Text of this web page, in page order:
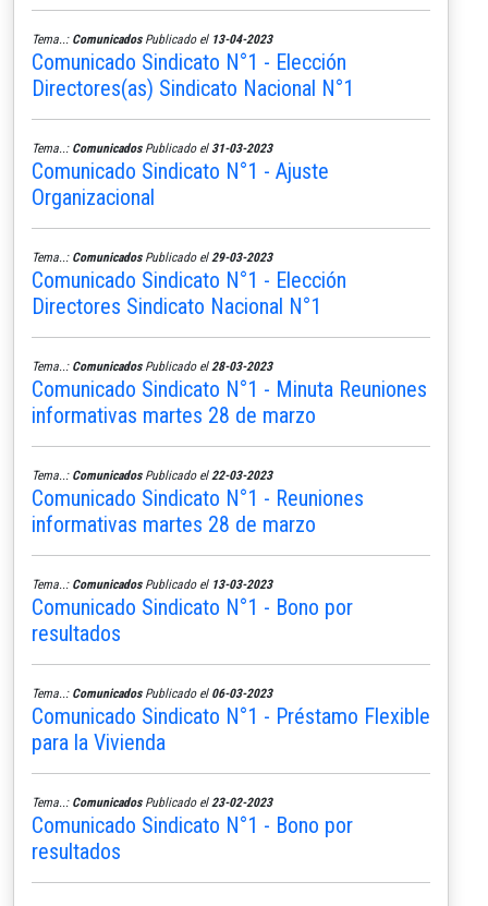
Tema..: ComunicadosPublicado el 13-04-2023
Comunicado Sindicato N°1 - Elección
Directores(as) Sindicato Nacional N°1
Tema..: ComunicadosPublicado el 31-03-2023
Comunicado Sindicato N°1 - Ajuste
Organizacional
Tema..: ComunicadosPublicado el 29-03-2023
Comunicado Sindicato N°1 - Elección
Directores Sindicato Nacional N°1
Tema..: ComunicadosPublicado el 28-03-2023
Comunicado Sindicato N°1 - Minuta Reuniones
informativas martes 28 de marzo
Tema..: ComunicadosPublicado el 22-03-2023
Comunicado Sindicato N°1 - Reuniones
informativas martes 28 de marzo
Tema..: ComunicadosPublicado el 13-03-2023
Comunicado Sindicato N°1 - Bono por
resultados
Tema..: ComunicadosPublicado el 06-03-2023
Comunicado Sindicato N°1 - Préstamo Flexible
para la Vivienda
Tema..: ComunicadosPublicado el 23-02-2023
Comunicado Sindicato N°1 - Bono por
resultados